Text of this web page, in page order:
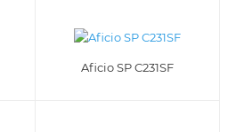
Aficio SP C231SF